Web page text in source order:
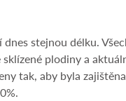
stejnou délku.
plodiny a
tak, aby byla